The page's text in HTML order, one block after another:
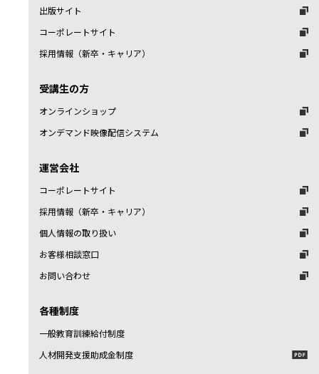
出版サイト
コーポレートサイト
採用情報（新卒・キャリア）
受講生の方
オンラインショップ
オンデマンド映像配信システム
運営会社
コーポレートサイト
採用情報（新卒・キャリア）
個人情報の取り扱い
お客様相談窓口
お問い合わせ
各種制度
一般教育訓練給付制度
人材開発支援助成金制度